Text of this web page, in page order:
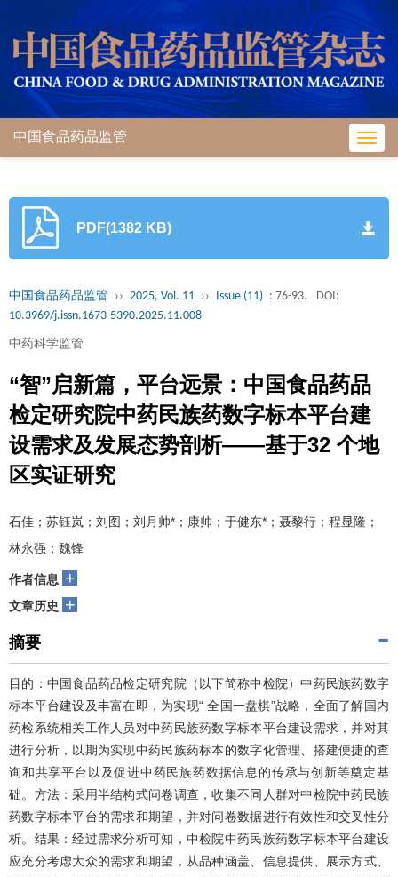
中国食品药品监管
PDF(1382 KB)
中国食品药品监管 ›› 2025, Vol. 11 ›› Issue (11) : 76-93.
DOI:
10.3969/j.issn.1673-5390.2025.11.008
中药科学监管
“智”启新篇，平台远景：中国食品药品
检定研究院中药民族药数字标本平台建
设需求及发展态势剖析——基于32 个地
区实证研究
石佳；苏钰岚；刘图；刘月帅*；康帅；于健东*；聂黎行；程显隆；
林永强；魏锋
作者信息 +
文章历史 +
摘要
目的：中国食品药品检定研究院（以下简称中检院）中药民族药数字
标本平台建设及丰富在即，为实现“ 全国一盘棋”战略，全面了解国内
药检系统相关工作人员对中药民族药数字标本平台建设需求，并对其
进行分析，以期为实现中药民族药标本的数字化管理、搭建便捷的查
询和共享平台以及促进中药民族药数据信息的传承与创新等奠定基
础。方法：采用半结构式问卷调查，收集不同人群对中检院中药民族
药数字标本平台的需求和期望，并对问卷数据进行有效性和交叉性分
析。结果：经过需求分析可知，中检院中药民族药数字标本平台建设
应充分考虑大众的需求和期望，从品种涵盖、信息提供、展示方式、